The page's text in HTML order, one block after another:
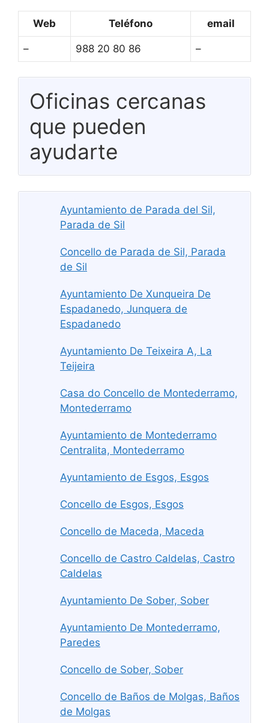
Web Teléfono email
– 988 20 80 86 –
Oficinas cercanas
que pueden
ayudarte
Ayuntamiento de Parada del Sil,
Parada de Sil
Concello de Parada de Sil, Parada
de Sil
Ayuntamiento De Xunqueira De
Espadanedo, Junquera de
Espadanedo
Ayuntamiento De Teixeira A, La
Teijeira
Casa do Concello de Montederramo,
Montederramo
Ayuntamiento de Montederramo
Centralita, Montederramo
Ayuntamiento de Esgos, Esgos
Concello de Esgos, Esgos
Concello de Maceda, Maceda
Concello de Castro Caldelas, Castro
Caldelas
Ayuntamiento De Sober, Sober
Ayuntamiento De Montederramo,
Paredes
Concello de Sober, Sober
Concello de Baños de Molgas, Baños
de Molgas